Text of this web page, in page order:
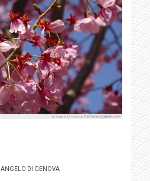
ANGELO DI GENOVA